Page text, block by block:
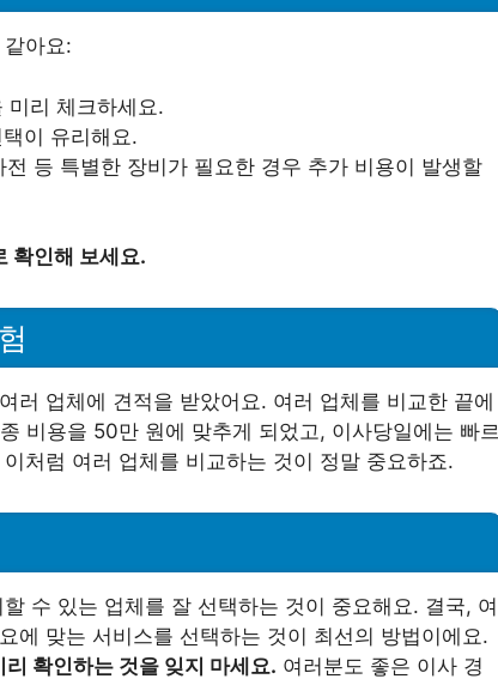
아요:
미리 체크하세요.
이 유리해요.
전 등 특별한 장비가 필요한 경우 추가 비용이 발생할
확인해 보세요.
러 업체에 견적을 받았어요. 여러 업체를 비교한 끝에
비용을 50만 원에 맞추게 되었고, 이사당일에는 빠르
처럼 여러 업체를 비교하는 것이 정말 중요하죠.
수 있는 업체를 잘 선택하는 것이 중요해요. 결국, 여
에 맞는 서비스를 선택하는 것이 최선의 방법이에요.
확인하는 것을 잊지 마세요. 여러분도 좋은 이사 경